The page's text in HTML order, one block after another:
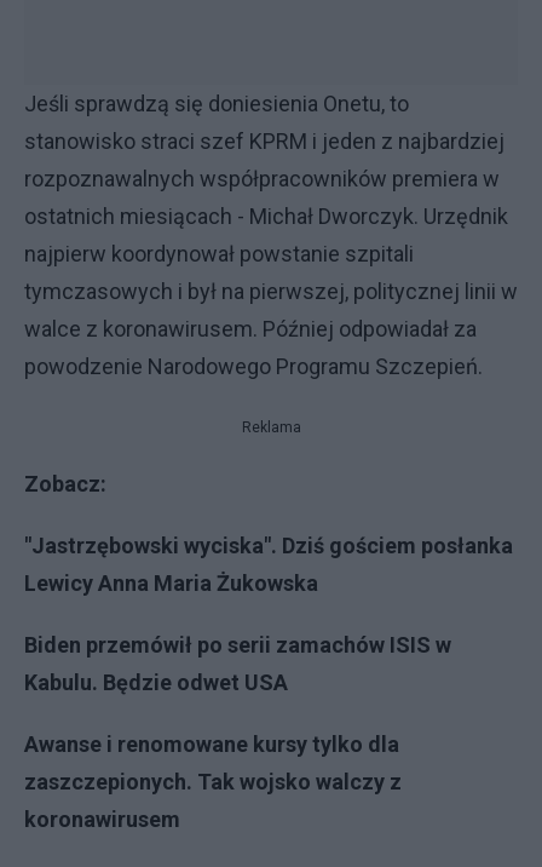
Jeśli sprawdzą się doniesienia Onetu, to
stanowisko straci szef KPRM i jeden z najbardziej
rozpoznawalnych współpracowników premiera w
ostatnich miesiącach - Michał Dworczyk. Urzędnik
najpierw koordynował powstanie szpitali
tymczasowych i był na pierwszej, politycznej linii w
walce z koronawirusem. Później odpowiadał za
powodzenie Narodowego Programu Szczepień.
Reklama
Zobacz:
"Jastrzębowski wyciska". Dziś gościem posłanka
Lewicy Anna Maria Żukowska
Biden przemówił po serii zamachów ISIS w
Kabulu. Będzie odwet USA
Awanse i renomowane kursy tylko dla
zaszczepionych. Tak wojsko walczy z
koronawirusem